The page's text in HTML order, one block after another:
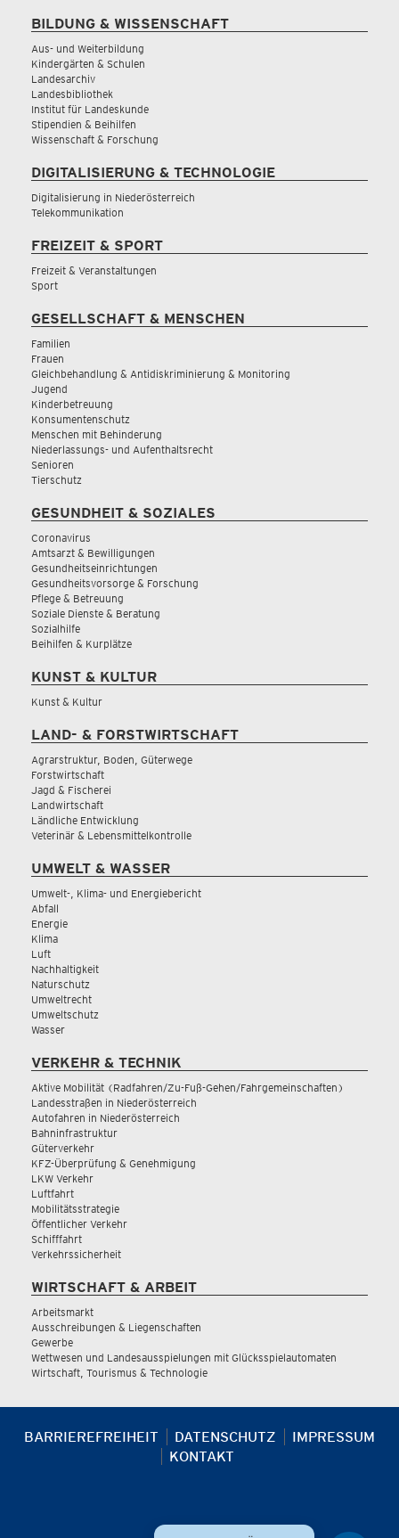
BILDUNG & WISSENSCHAFT
Aus- und Weiterbildung
Kindergärten & Schulen
Landesarchiv
Landesbibliothek
Institut für Landeskunde
Stipendien & Beihilfen
Wissenschaft & Forschung
DIGITALISIERUNG & TECHNOLOGIE
Digitalisierung in Niederösterreich
Telekommunikation
FREIZEIT & SPORT
Freizeit & Veranstaltungen
Sport
GESELLSCHAFT & MENSCHEN
Familien
Frauen
Gleichbehandlung & Antidiskriminierung & Monitoring
Jugend
Kinderbetreuung
Konsumentenschutz
Menschen mit Behinderung
Niederlassungs- und Aufenthaltsrecht
Senioren
Tierschutz
GESUNDHEIT & SOZIALES
Coronavirus
Amtsarzt & Bewilligungen
Gesundheitseinrichtungen
Gesundheitsvorsorge & Forschung
Pflege & Betreuung
Soziale Dienste & Beratung
Sozialhilfe
Beihilfen & Kurplätze
KUNST & KULTUR
Kunst & Kultur
LAND- & FORSTWIRTSCHAFT
Agrarstruktur, Boden, Güterwege
Forstwirtschaft
Jagd & Fischerei
Landwirtschaft
Ländliche Entwicklung
Veterinär & Lebensmittelkontrolle
UMWELT & WASSER
Umwelt-, Klima- und Energiebericht
Abfall
Energie
Klima
Luft
Nachhaltigkeit
Naturschutz
Umweltrecht
Umweltschutz
Wasser
VERKEHR & TECHNIK
Aktive Mobilität (Radfahren/Zu-Fuß-Gehen/Fahrgemeinschaften)
Landesstraßen in Niederösterreich
Autofahren in Niederösterreich
Bahninfrastruktur
Güterverkehr
KFZ-Überprüfung & Genehmigung
LKW Verkehr
Luftfahrt
Mobilitätsstrategie
Öffentlicher Verkehr
Schifffahrt
Verkehrssicherheit
WIRTSCHAFT & ARBEIT
Arbeitsmarkt
Ausschreibungen & Liegenschaften
Gewerbe
Wettwesen und Landesausspielungen mit Glücksspielautomaten
Wirtschaft, Tourismus & Technologie
BARRIEREFREIHEIT DATENSCHUTZ
IMPRESSUM
KONTAKT